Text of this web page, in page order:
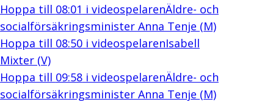
Hoppa till 08:01 i videospelarenÄldre- och
socialförsäkringsminister Anna Tenje (M)
Hoppa till 08:50i videospelarenIsabell
Mixter (V)
Hoppa till 09:58i videospelarenÄldre- och
socialförsäkringsminister Anna Tenje (M)